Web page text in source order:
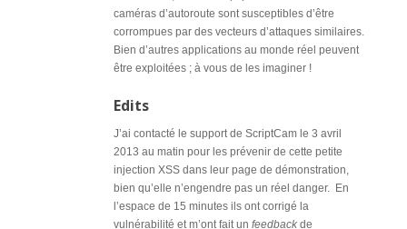
caméras d’autoroute sont susceptibles d’être
corrompues par des vecteurs d’attaques similaires.
Bien d’autres applications au monde réel peuvent
être exploitées ; à vous de les imaginer !
Edits
J’ai contacté le support de ScriptCam le 3 avril
2013 au matin pour les prévenir de cette petite
injection XSS dans leur page de démonstration,
bien qu’elle n’engendre pas un réel danger. En
l’espace de 15 minutes ils ont corrigé la
vulnérabilité et m’ont fait un feedback de